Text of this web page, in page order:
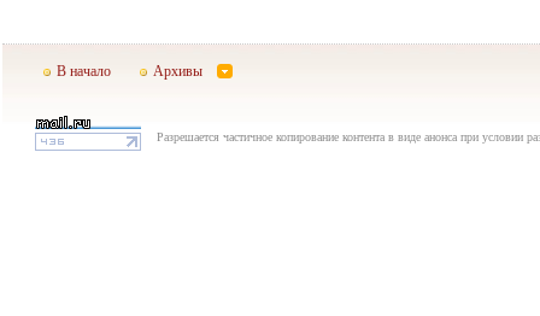
В начало Архивы
Разрешается частичное копирование контента в виде анонса при условии